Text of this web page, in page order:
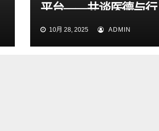
平台——共谈医德与行
医之道
10月 28, 2025 ADMIN